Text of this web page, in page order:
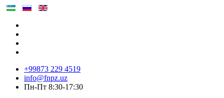
+99873 229 4519
info@fnpz.uz
Пн-Пт 8:30-17:30